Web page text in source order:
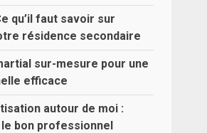
qu’il faut savoir sur
résidence secondaire
sur-mesure pour une
efficace
autour de moi :
bon professionnel